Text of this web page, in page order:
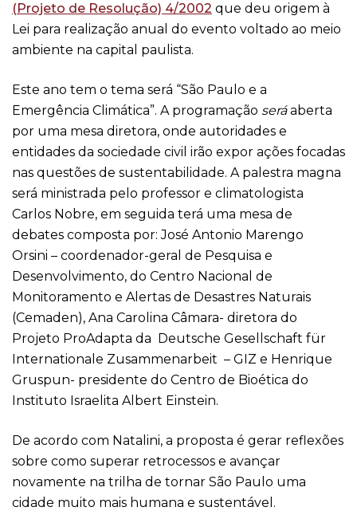
(Projeto de Resolução) 4/2002 que deu origem à
Lei para realização anual do evento voltado ao meio
ambiente na capital paulista.
Este ano tem o tema será “São Paulo e a
Emergência Climática”. A programação seráaberta
por uma mesa diretora, onde autoridades e
entidades da sociedade civil irão expor ações focadas
nas questões de sustentabilidade. A palestra magna
será ministrada pelo professor e climatologista
Carlos Nobre, em seguida terá uma mesa de
debates composta por: José Antonio Marengo
Orsini – coordenador-geral de Pesquisa e
Desenvolvimento, do Centro Nacional de
Monitoramento e Alertas de Desastres Naturais
(Cemaden), Ana Carolina Câmara- diretora do
Projeto ProAdapta da Deutsche Gesellschaft für
Internationale Zusammenarbeit – GIZ e Henrique
Gruspun- presidente do Centro de Bioética do
Instituto Israelita Albert Einstein.
De acordo com Natalini, a proposta é gerar reflexões
sobre como superar retrocessos e avançar
novamente na trilha de tornar São Paulo uma
cidade muito mais humana e sustentável.